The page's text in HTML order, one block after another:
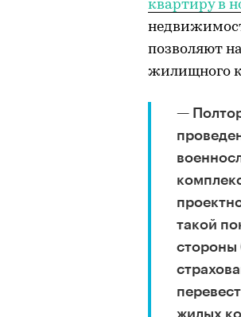
квартиру в
позволяют
жилищного
—
такой
стороны
жилых